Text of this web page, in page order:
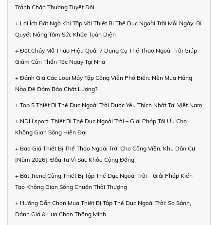
Tránh Chấn Thương Tuyệt Đối
+ Lợi Ích Bất Ngờ Khi Tập Với Thiết Bị Thể Dục Ngoài Trời Mỗi Ngày: Bí
Quyết Nâng Tầm Sức Khỏe Toàn Diện
+ Đốt Cháy Mỡ Thừa Hiệu Quả: 7 Dụng Cụ Thể Thao Ngoài Trời Giúp
Giảm Cân Thần Tốc Ngay Tại Nhà
+ Đánh Giá Các Loại Máy Tập Công Viên Phổ Biến: Nên Mua Hãng
Nào Để Đảm Bảo Chất Lượng?
+ Top 5 Thiết Bị Thể Dục Ngoài Trời Được Yêu Thích Nhất Tại Việt Nam
+ NDH sport: Thiết Bị Thể Dục Ngoài Trời – Giải Pháp Tối Ưu Cho
Không Gian Sống Hiện Đại
+ Báo Giá Thiết Bị Thể Thao Ngoài Trời Cho Công Viên, Khu Dân Cư
[Năm 2026]: Đầu Tư Vì Sức Khỏe Cộng Đồng
+ Bắt Trend Cùng Thiết Bị Tập Thể Dục Ngoài Trời – Giải Pháp Kiến
Tạo Không Gian Sống Chuẩn Thời Thượng
+ Hướng Dẫn Chọn Mua Thiết Bị Tập Thể Dục Ngoài Trời: So Sánh,
Đánh Giá & Lựa Chọn Thông Minh